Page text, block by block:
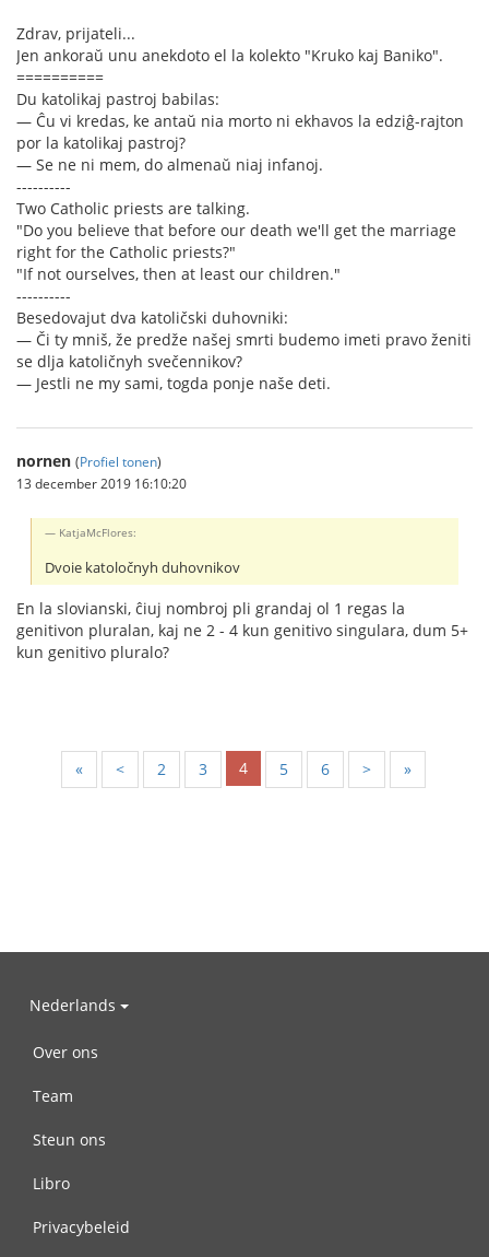
Zdrav, prijateli...
Jen ankoraŭ unu anekdoto el la kolekto "Kruko kaj Baniko".
==========
Du katolikaj pastroj babilas:
— Ĉu vi kredas, ke antaŭ nia morto ni ekhavos la edziĝ-rajton
por la katolikaj pastroj?
— Se ne ni mem, do almenaŭ niaj infanoj.
----------
Two Catholic priests are talking.
"Do you believe that before our death we'll get the marriage
right for the Catholic priests?"
"If not ourselves, then at least our children."
----------
Besedovajut dva katoličski duhovniki:
— Či ty mniš, že predže našej smrti budemo imeti pravo ženiti
se dlja katoličnyh svečennikov?
— Jestli ne my sami, togda ponje naše deti.
nornen (Profiel tonen)
13 december 2019 16:10:20
KatjaMcFlores:
Dvoie katoločnyh duhovnikov
En la slovianski, ĉiuj nombroj pli grandaj ol 1 regas la
genitivon pluralan, kaj ne 2 - 4 kun genitivo singulara, dum 5+
kun genitivo pluralo?
« < 2 3 4 5 6 > »
Nederlands
Over ons
Team
Steun ons
Libro
Privacybeleid